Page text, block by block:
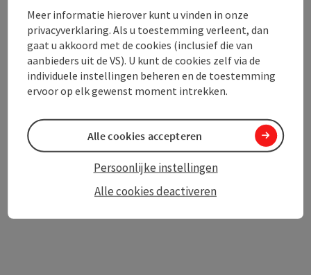
PDF aanmaken
Bijdrage printen
In de buurt
powered byTOURDATA
Meer informatie hierover kunt u vinden in onze
privacyverklaring. Als u toestemming verleent, dan
gaat u akkoord met de cookies (inclusief die van
aanbieders uit de VS). U kunt de cookies zelf via de
individuele instellingen beheren en de toestemming
ervoor op elk gewenst moment intrekken.
Alle cookies deactiveren
Persoonlijke instellingen
Alle cookies accepteren